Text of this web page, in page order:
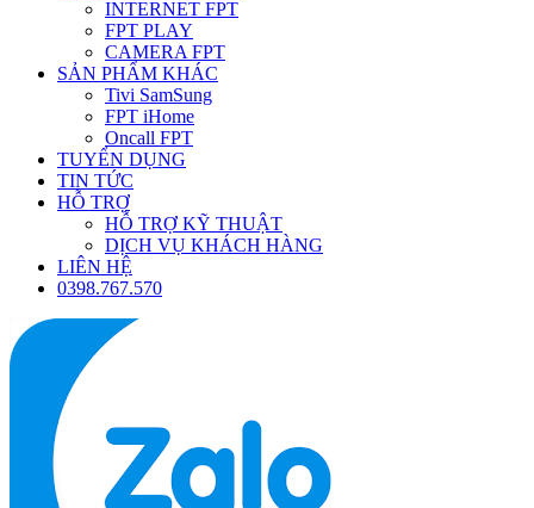
INTERNET FPT
FPT PLAY
CAMERA FPT
SẢN PHẨM KHÁC
Tivi SamSung
FPT iHome
Oncall FPT
TUYỂN DỤNG
TIN TỨC
HỖ TRỢ
HỖ TRỢ KỸ THUẬT
DỊCH VỤ KHÁCH HÀNG
LIÊN HỆ
0398.767.570